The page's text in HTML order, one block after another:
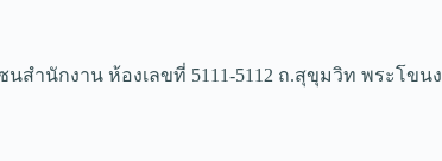
นสำนักงาน ห้องเลขที่ 5111-5112 ถ.สุขุมวิท พระโขนง